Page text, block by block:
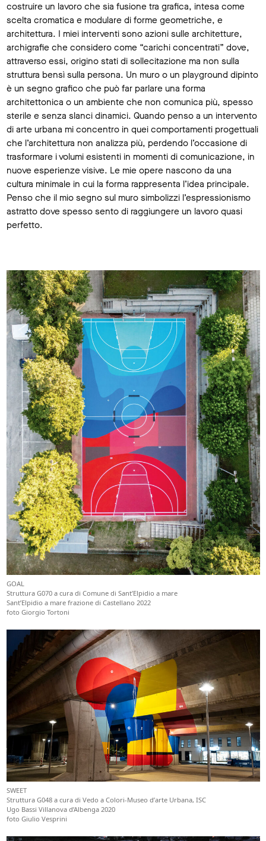
costruire un lavoro che sia fusione tra grafica, intesa come
scelta cromatica e modulare di forme geometriche, e
architettura. I miei interventi sono azioni sulle architetture,
archigrafie che considero come “carichi concentrati” dove,
attraverso essi, origino stati di sollecitazione ma non sulla
struttura bensì sulla persona. Un muro o un playground dipinto
è un segno grafico che può far parlare una forma
architettonica o un ambiente che non comunica più, spesso
sterile e senza slanci dinamici. Quando penso a un intervento
di arte urbana mi concentro in quei comportamenti progettuali
che l’architettura non analizza più, perdendo l’occasione di
trasformare i volumi esistenti in momenti di comunicazione, in
nuove esperienze visive. Le mie opere nascono da una
cultura minimale in cui la forma rappresenta l’idea principale.
Penso che il mio segno sul muro simbolizzi l’espressionismo
astratto dove spesso sento di raggiungere un lavoro quasi
perfetto.
GOAL
Struttura G070 a cura di Comune di Sant’Elpidio a mare
Sant’Elpidio a mare frazione di Castellano 2022
foto Giorgio Tortoni
SWEET
Struttura G048 a cura di Vedo a Colori-Museo d’arte Urbana, ISC
Ugo Bassi Villanova d’Albenga 2020
foto Giulio Vesprini